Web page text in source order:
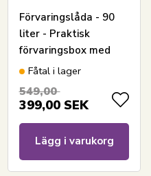
Förvaringslåda - 90
liter - Praktisk
förvaringsbox med
tättslutande lock -
plastlåda
Fåtal i lager
549,00
399,00 SEK
Lägg i varukorg